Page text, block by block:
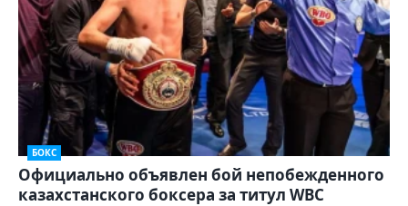
БОКС
Официально объявлен бой непобежденного
казахстанского боксера за титул WBC